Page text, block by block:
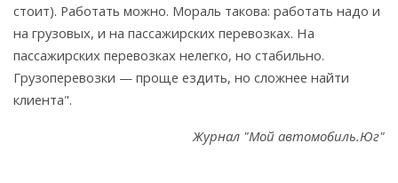
стоит). Работать можно. Мораль такова: работать надо и
на грузовых, и на пассажирских перевозках. На
пассажирских перевозках нелегко, но стабильно.
Грузоперевозки — проще ездить, но сложнее найти
клиента".
Журнал "Мой автомобиль.Юг"